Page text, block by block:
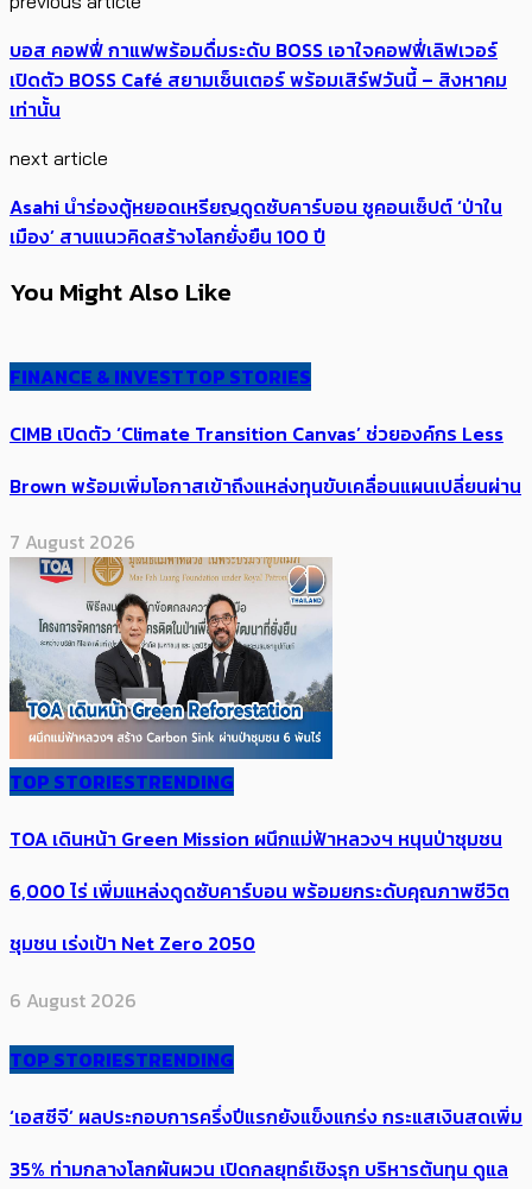
บอส คอฟฟี่ กาแฟพร้อมดื่มระดับ BOSS เอาใจคอฟฟี่เลิฟเวอร์
เปิดตัว BOSS Café สยามเซ็นเตอร์ พร้อมเสิร์ฟวันนี้ – สิงหาคม
เท่านั้น
next article
Asahi นำร่องตู้หยอดเหรียญดูดซับคาร์บอน ชูคอนเซ็ปต์ ‘ป่าใน
เมือง’ สานแนวคิดสร้างโลก​ยั่งยืน 100 ปี
You Might Also Like
FINANCE & INVESTTOP STORIES
CIMB เปิดตัว ‘Climate Transition Canvas’ ช่วย​องค์กร​ Less
Brown พร้อมเพิ่มโอกาสเข้าถึงแหล่งทุนขับเคลื่อนแผนเปลี่ยนผ่าน
7 August 2026
TOP STORIESTRENDING
TOA เดินหน้า Green Mission ผนึกแม่ฟ้าหลวงฯ หนุนป่าชุมชน
6,000 ไร่ เพิ่ม​แหล่งดูดซับคาร์บอน พร้อมยกระดับคุณภาพชีวิต
ชุมชน เร่งเป้า​ Net Zero 2050
6 August 2026
TOP STORIESTRENDING
‘เอสซีจี’ ผลประกอบการครึ่งปีแรกยังแข็งแกร่ง กระแสเงินสดเพิ่ม
35% ท่ามกลางโลกผันผวน เปิดกลยุทธ์เชิงรุก บริหารต้นทุน ดูแล